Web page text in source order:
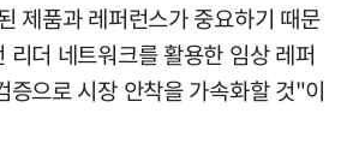
제품과 레퍼런스가 중요하기 때문
리더 네트워크를 활용한 임상 레퍼
증으로 시장 안착을 가속화할 것"이